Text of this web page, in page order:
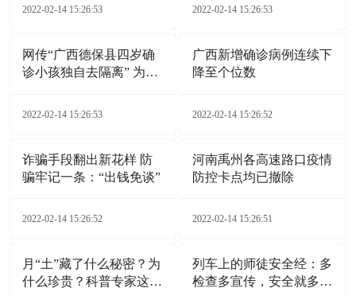
2022-02-14 15:26:53 2022-02-14 15:26:53
网传“广西德保县四岁确
诊小孩独自去隔离” 为不
2022-02-14 15:26:53
广西新增确诊病例连续下
降至个位数
2022-02-14 15:26:52
诈骗手段翻出新花样 防
骗牢记一条：“出钱免谈”
2022-02-14 15:26:52
河南禹州各高速路口疫情
防控卡点均已撤除
2022-02-14 15:26:51
月“土”藏了什么秘密？为
什么珍贵？科普专家这样
列车上的师徒安全经：多
检查多宣传，安全就多一